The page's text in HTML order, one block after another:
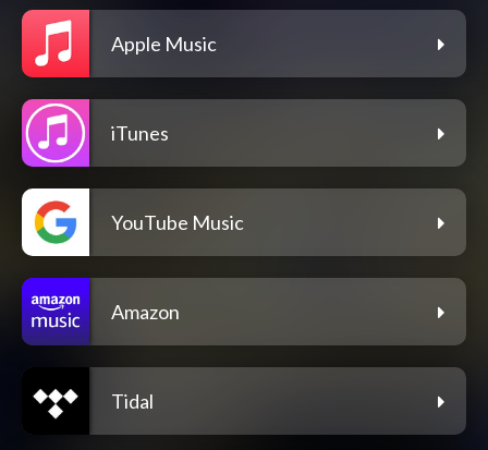
Apple Music
iTunes
YouTube Music
Amazon
Tidal